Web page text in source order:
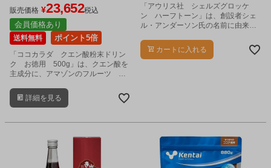
販売価格 ¥23,652税込
会員価格あり
送料無料 ポイント5倍
「ココカラダ クエン酸粉末ドリン
ク お徳用 500g」は、クエン酸を
主成分に、アマゾンのフルーツ ア
アチン、コラーゲン、グルコサミ
ン、アミノ酸、ビタミンなどをバラ
す。
詳細を見る
「アウリス社 シェルズグロッケ
ン ハーフトーン」は、創設者シェ
ル・アンダーソン氏の名前に由来す
カートに入れる